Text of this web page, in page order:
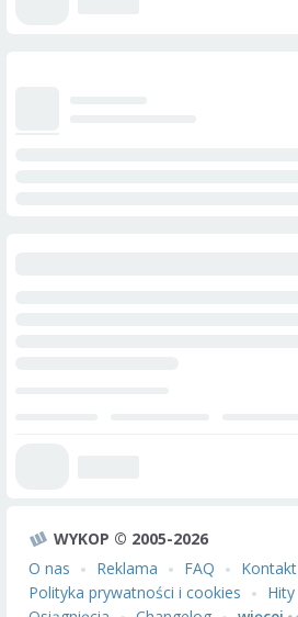
WYKOP © 2005-2026
O nas
Reklama FAQ Kontakt
Polityka prywatności i cookies
Hity